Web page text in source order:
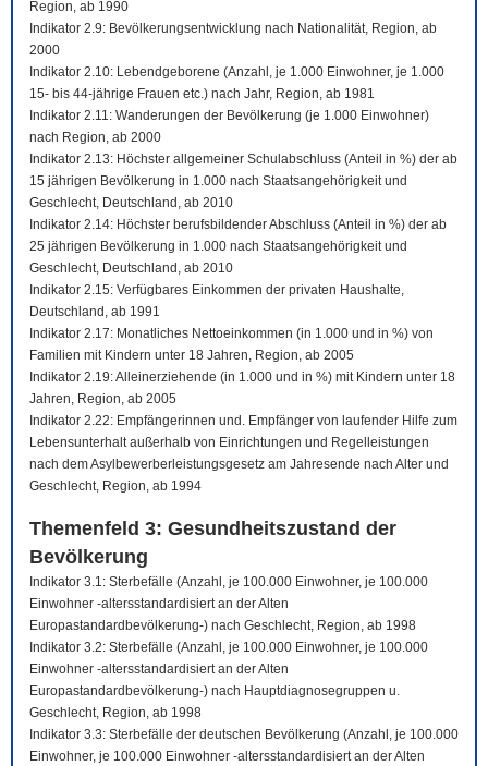
Region, ab 1990
Indikator 2.9: Bevölkerungsentwicklung nach Nationalität, Region, ab
2000
Indikator 2.10: Lebendgeborene (Anzahl, je 1.000 Einwohner, je 1.000
15- bis 44-jährige Frauen etc.) nach Jahr, Region, ab 1981
Indikator 2.11: Wanderungen der Bevölkerung (je 1.000 Einwohner)
nach Region, ab 2000
Indikator 2.13: Höchster allgemeiner Schulabschluss (Anteil in %) der ab
15 jährigen Bevölkerung in 1.000 nach Staatsangehörigkeit und
Geschlecht, Deutschland, ab 2010
Indikator 2.14: Höchster berufsbildender Abschluss (Anteil in %) der ab
25 jährigen Bevölkerung in 1.000 nach Staatsangehörigkeit und
Geschlecht, Deutschland, ab 2010
Indikator 2.15: Verfügbares Einkommen der privaten Haushalte,
Deutschland, ab 1991
Indikator 2.17: Monatliches Nettoeinkommen (in 1.000 und in %) von
Familien mit Kindern unter 18 Jahren, Region, ab 2005
Indikator 2.19: Alleinerziehende (in 1.000 und in %) mit Kindern unter 18
Jahren, Region, ab 2005
Indikator 2.22: Empfängerinnen und. Empfänger von laufender Hilfe zum
Lebensunterhalt außerhalb von Einrichtungen und Regelleistungen
nach dem Asylbewerberleistungsgesetz am Jahresende nach Alter und
Geschlecht, Region, ab 1994
Themenfeld 3: Gesundheitszustand der
Bevölkerung
Indikator 3.1: Sterbefälle (Anzahl, je 100.000 Einwohner, je 100.000
Einwohner -altersstandardisiert an der Alten
Europastandardbevölkerung-) nach Geschlecht, Region, ab 1998
Indikator 3.2: Sterbefälle (Anzahl, je 100.000 Einwohner, je 100.000
Einwohner -altersstandardisiert an der Alten
Europastandardbevölkerung-) nach Hauptdiagnosegruppen u.
Geschlecht, Region, ab 1998
Indikator 3.3: Sterbefälle der deutschen Bevölkerung (Anzahl, je 100.000
Einwohner, je 100.000 Einwohner -altersstandardisiert an der Alten